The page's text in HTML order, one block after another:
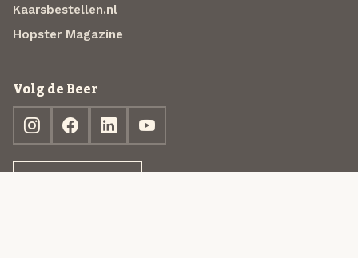
Kaarsbestellen.nl
Hopster Magazine
Volg de Beer